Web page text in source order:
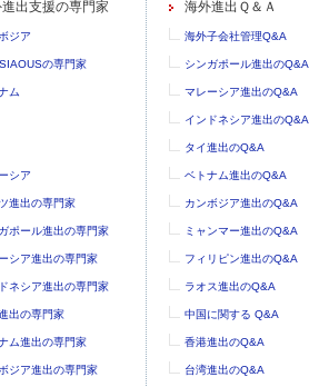
出支援の専門家
ジア
の専門家
ム
シア
進出の専門家
ポール進出の専門家
シア進出の専門家
ネシア進出の専門家
出の専門家
ム進出の専門家
ジア進出の専門家
海外進出Ｑ＆Ａ
海外子会社管理Q&A
シンガポール進出のQ&A
マレーシア進出のQ&A
インドネシア進出のQ&A
タイ進出のQ&A
ベトナム進出のQ&A
カンボジア進出のQ&A
ミャンマー進出のQ&A
フィリピン進出のQ&A
ラオス進出のQ&A
中国に関する Q&A
香港進出のQ&A
台湾進出のQ&A